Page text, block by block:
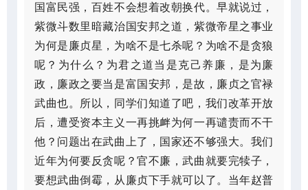
国富民强，百姓不会想着改朝换代。早就说过，
紫微斗数里暗藏治国安邦之道，紫微帝星之事业
为何是廉贞星，为啥不是七杀呢？为啥不是贪狼
呢？为什么？为君之道当是克己养廉，是为廉
政，廉政之要当是富国安邦，是故，廉贞之官禄
武曲也。所以，同学们知道了吧，我们改革开放
后，遭受资本主义一再挑衅为何一再谴责而不干
他？问题出在武曲上了，国家还不够强大。我们
近年为何要反贪呢？官不廉，武曲就要完犊子，
要想武曲倒霉，从廉贞下手就可以了。当年赵普